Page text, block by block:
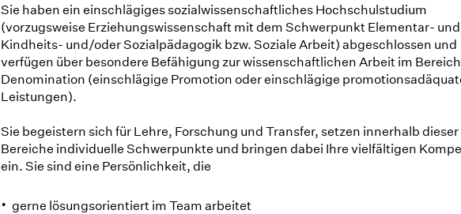
Sie haben ein einschlägiges sozialwissenschaftliches Hochschulstudium
(vorzugsweise Erziehungswissenschaft mit dem Schwerpunkt Elementar-
Kindheits- und/oder Sozialpädagogik bzw. Soziale Arbeit) abgeschlossen und
verfügen über besondere Befähigung zur wissenschaftlichen Arbeit im
Denomination (einschlägige Promotion oder einschlägige
Leistungen).
Sie begeistern sich für Lehre, Forschung und Transfer, setzen innerhalb dieser
Bereiche individuelle Schwerpunkte und bringen dabei Ihre vielfältigen
ein. Sie sind eine Persönlichkeit, die
gerne lösungsorientiert im Team arbeitet